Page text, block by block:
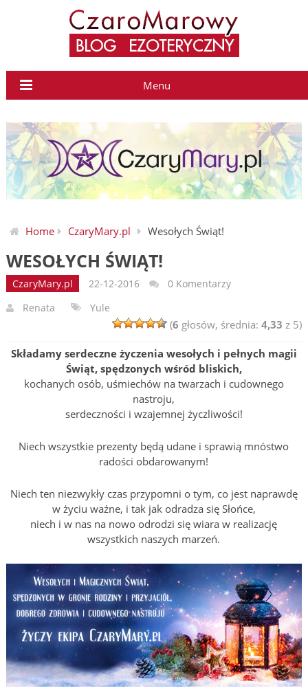
Menu
Home CzaryMary.pl Wesołych Świąt!
WESOŁYCH ŚWIĄT!
CzaryMary.pl 22-12-2016
0 Komentarzy
Renata
Yule
(6 głosów, średnia:4,33 z 5)
Składamy serdeczne życzenia wesołych i pełnych magii
Świąt, spędzonych wśród bliskich,
kochanych osób, uśmiechów na twarzach i cudownego
nastroju,
serdeczności i wzajemnej życzliwości!
Niech wszystkie prezenty będą udane i sprawią mnóstwo
radości obdarowanym!
Niech ten niezwykły czas przypomni o tym, co jest naprawdę
w życiu ważne, i tak jak odradza się Słońce,
niech i w nas na nowo odrodzi się wiara w realizację
wszystkich naszych marzeń.